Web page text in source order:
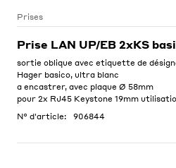
Prises
Prise LAN UP/EB 2xKS
sortie oblique avec etiquette de
Hager basico, ultra blanc
a encastrer, avec plaque Ø 58mm
pour 2x RJ45 Keystone 19mm
N° d'article:
906844